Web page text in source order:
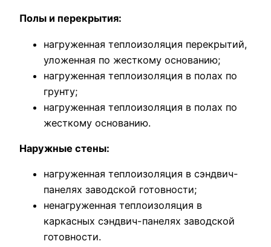
Полы и перекрытия:
нагруженная теплоизоляция перекрытий,
уложенная по жесткому основанию;
нагруженная теплоизоляция в полах по
грунту;
нагруженная теплоизоляция в полах по
жесткому основанию.
Наружные стены:
нагруженная теплоизоляция в сэндвич-
панелях заводской готовности;
ненагруженная теплоизоляция в
каркасных сэндвич-панелях заводской
готовности.